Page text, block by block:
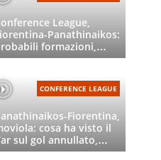
League,
Panathinaikos:
formazioni,
e dove vederla in
CONFERENCE LEAGUE
Fiorentina,
cosa ha visto il
sul gol annullato,
degli errori